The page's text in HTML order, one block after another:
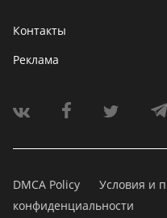
Контакты
Реклама
DMCA Policy Условия и
конфиденциальности